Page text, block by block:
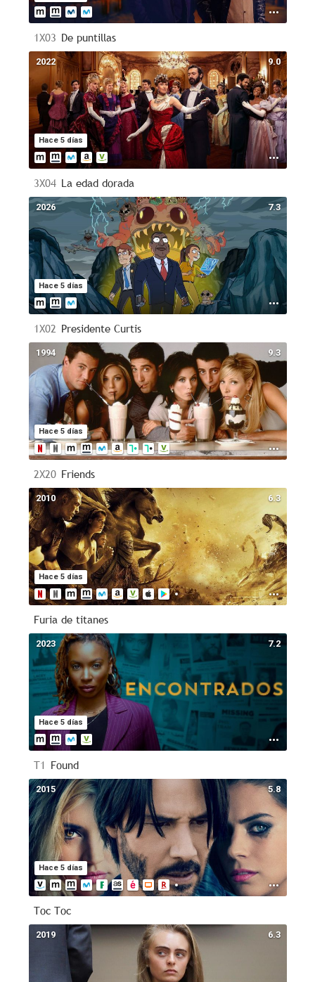
1X03 De puntillas
9.0
Hace 5 días
2022
3X04 La edad dorada
7.3
Hace 5 días
2026
1X02 Presidente Curtis
9.3
Hace 5 días
1994
2X20 Friends
6.3
Hace 5 días
2010
Furia de titanes
7.2
Hace 5 días
2023
T1 Found
5.8
Hace 5 días
2015
Toc Toc
6.3
2019